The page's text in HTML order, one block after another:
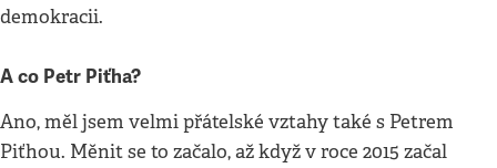
demokracii.
A co Petr Piťha?
Ano, měl jsem velmi přátelské vztahy také s Petrem
Piťhou. Měnit se to začalo, až když v roce 2015 začal